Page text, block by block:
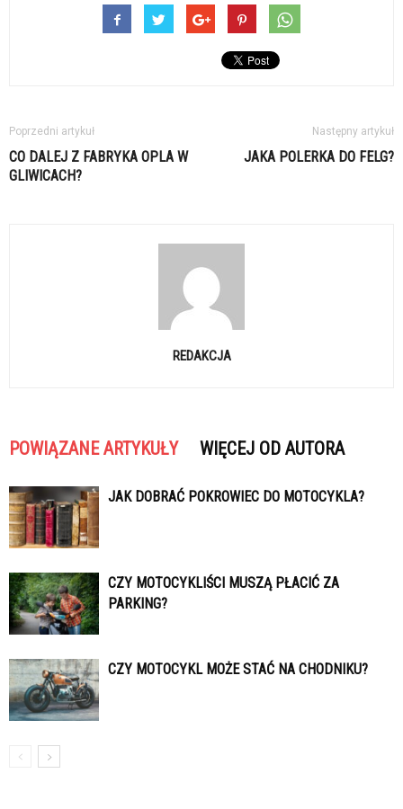
Poprzedni artykuł
CO DALEJ Z FABRYKA OPLA W
GLIWICACH?
Następny artykuł
JAKA POLERKA DO FELG?
REDAKCJA
POWIĄZANE ARTYKUŁY WIĘCEJ OD AUTORA
JAK DOBRAĆ POKROWIEC DO MOTOCYKLA?
CZY MOTOCYKLIŚCI MUSZĄ PŁACIĆ ZA
PARKING?
CZY MOTOCYKL MOŻE STAĆ NA CHODNIKU?